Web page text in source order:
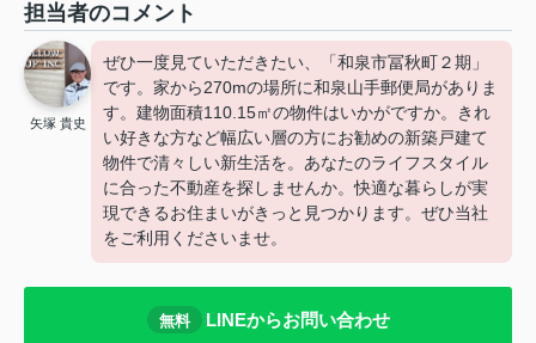
担当者のコメント
矢塚 貴史
ぜひ一度見ていただきたい、「和泉市冨秋町２期」
です。家から270mの場所に和泉山手郵便局がありま
す。建物面積110.15㎡の物件はいかがですか。きれ
い好きな方など幅広い層の方にお勧めの新築戸建て
物件で清々しい新生活を。あなたのライフスタイル
に合った不動産を探しませんか。快適な暮らしが実
現できるお住まいがきっと見つかります。ぜひ当社
をご利用くださいませ。
無料 LINEからお問い合わせ